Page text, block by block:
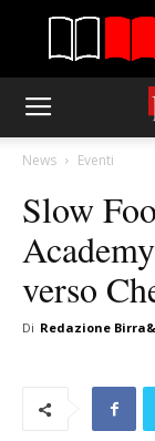
News Eventi
Slow
verso
Di Redazione